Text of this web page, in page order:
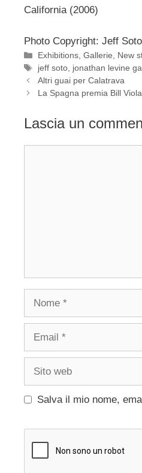
California (2006)
Photo Copyright: Jeff Soto
Categorie
Exhibitions,Gallerie, New
Tag
jeff soto, jonathan levine
Altri guai per Calatrava
La Spagna premia Bill Viola
Lascia un
Salva il mio nome,